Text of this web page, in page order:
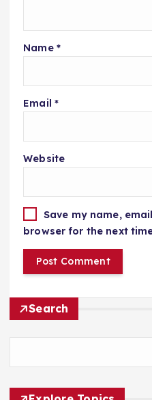
Name *
Email *
Website
Save my name,
browser for the next
Search